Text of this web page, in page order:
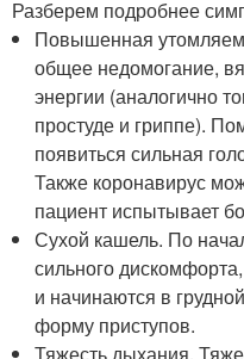
Разберем подробнее
Повышенная
общее недомогание,
энергии (аналогично
простуде и гриппе).
появиться сильная
Также коронавирус
пациент испытывает
Сухой кашель. По
сильного
и начинаются в
форму приступов.